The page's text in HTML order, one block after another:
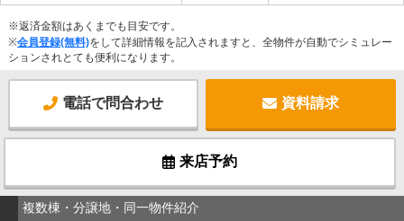
※返済金額はあくまでも目安です。
※会員登録(無料)をして詳細情報を記入されますと、全物件が自動でシミュレー
ションされとても便利になります。
電話で問合わせ 資料請求
来店予約
複数棟・分譲地・同一物件紹介